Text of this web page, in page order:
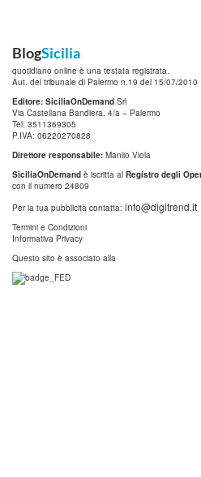
BlogSicilia
quotidiano online è una testata registrata.
Aut. del tribunale di Palermo n.19 del 15/07/2010
Editore: SiciliaOnDemand Srl
Via Castellana Bandiera, 4/a – Palermo
Tel: 3511369305
P.IVA: 06220270828
Direttore responsabile: Manlio Viola
SiciliaOnDemand è iscritta al Registro degli
con il numero 24809
Per la tua pubblicità contatta: info@digitrend.it
Termini e Condizioni
Informativa Privacy
Questo sito è associato alla